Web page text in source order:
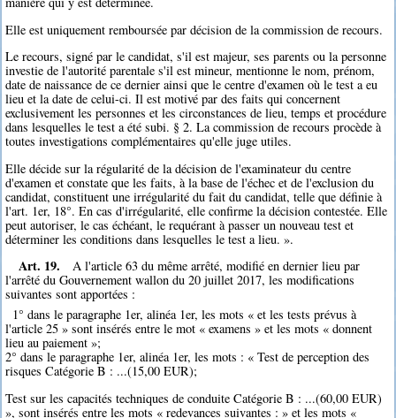
Elle est uniquement remboursée par décision de la commission de recours.
Le recours, signé par le candidat, s'il est majeur, ses parents ou la personne
investie de l'autorité parentale s'il est mineur, mentionne le nom, prénom,
date de naissance de ce dernier ainsi que le centre d'examen où le test a eu
lieu et la date de celui-ci. Il est motivé par des faits qui concernent
exclusivement les personnes et les circonstances de lieu, temps et procédure
dans lesquelles le test a été subi. § 2. La commission de recours procède à
toutes investigations complémentaires qu'elle juge utiles.
Elle décide sur la régularité de la décision de l'examinateur du centre
d'examen et constate que les faits, à la base de l'échec et de l'exclusion du
candidat, constituent une irrégularité du fait du candidat, telle que définie à
l'art. 1er, 18°. En cas d'irrégularité, elle confirme la décision contestée. Elle
peut autoriser, le cas échéant, le requérant à passer un nouveau test et
déterminer les conditions dans lesquelles le test a lieu. ».
Art. 19.
A l'article 63 du même arrêté, modifié en dernier lieu par
l'arrêté du Gouvernement wallon du 20 juillet 2017, les modifications
suivantes sont apportées :
1° dans le paragraphe 1er, alinéa 1er, les mots « et les tests prévus à
l'article 25 » sont insérés entre le mot « examens » et les mots « donnent
lieu au paiement »;
2° dans le paragraphe 1er, alinéa 1er, les mots : « Test de perception des
risques Catégorie B : ...(15,00 EUR);
Test sur les capacités techniques de conduite Catégorie B : ...(60,00 EUR)
», sont insérés entre les mots « redevances suivantes : » et les mots «